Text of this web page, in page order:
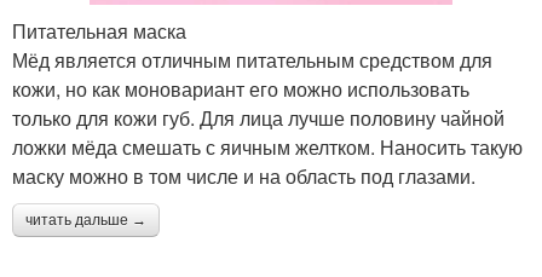
Питательная маска
Мёд является отличным питательным средством для
кожи, но как моновариант его можно использовать
только для кожи губ. Для лица лучше половину чайной
ложки мёда смешать с яичным желтком. Наносить такую
маску можно в том числе и на область под глазами.
читать дальше →